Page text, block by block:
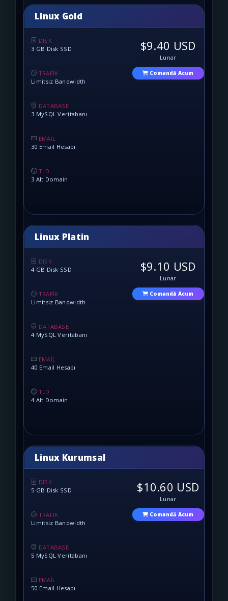
Linux Gold
DISK
3 GB Disk SSD
TRAFİK
Limitsiz Bandwidth
DATABASE
3 MySQL Veritabanı
EMAİL
30 Email Hesabı
TLD
3 Alt Domain
$9.40 USD
Lunar
Comandă Acum
Linux Platin
DISK
4 GB Disk SSD
TRAFİK
Limitsiz Bandwidth
DATABASE
4 MySQL Veritabanı
EMAİL
40 Email Hesabı
TLD
4 Alt Domain
$9.10 USD
Lunar
Comandă Acum
Linux Kurumsal
DISK
5 GB Disk SSD
TRAFİK
Limitsiz Bandwidth
DATABASE
5 MySQL Veritabanı
EMAİL
50 Email Hesabı
$10.60 USD
Lunar
Comandă Acum